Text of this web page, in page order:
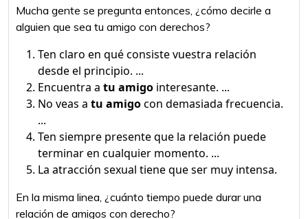
Mucha gente se pregunta entonces, ¿cómo decirle a
alguien que sea tu amigo con derechos?
Ten claro en qué consiste vuestra relación
desde el principio. ...
Encuentra a tu amigo interesante. ...
No veas a tu amigocon demasiada frecuencia.
...
Ten siempre presente que la relación puede
terminar en cualquier momento. ...
La atracción sexual tiene que ser muy intensa.
En la misma linea, ¿cuánto tiempo puede durar una
relación de amigos con derecho?